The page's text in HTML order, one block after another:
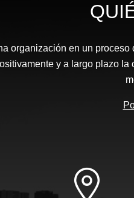
organización en un
y a largo plazo la